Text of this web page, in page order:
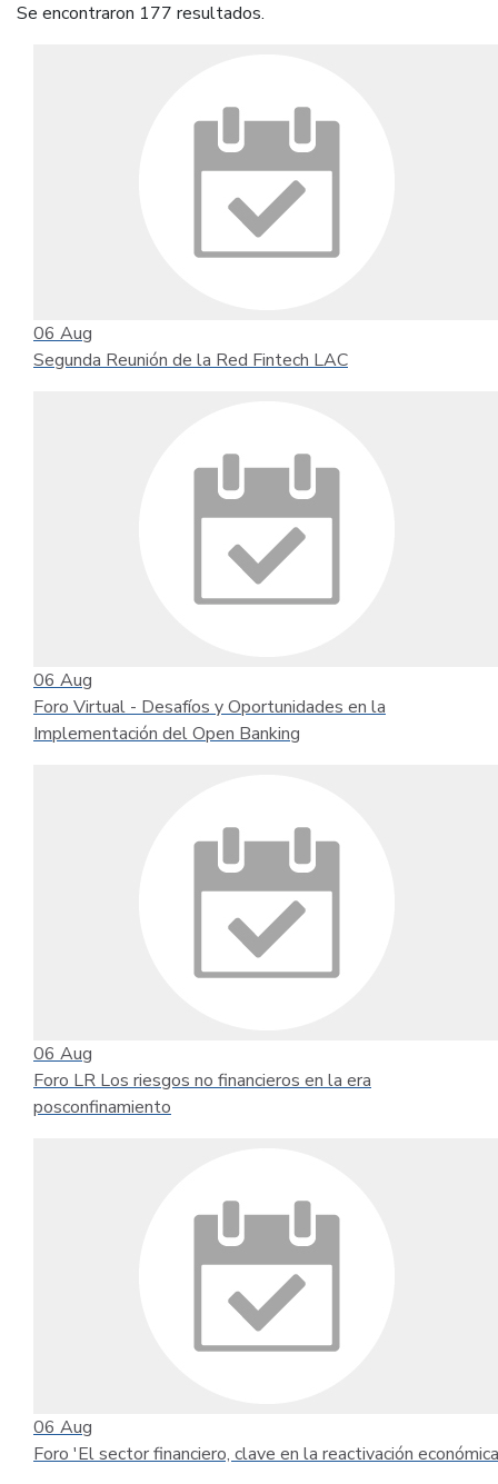
Se encontraron 177 resultados.
06 Aug
Segunda Reunión de la Red Fintech LAC
06 Aug
Foro Virtual - Desafíos y Oportunidades en la
Implementación del Open Banking
06 Aug
Foro LR Los riesgos no financieros en la era
posconfinamiento
06 Aug
Foro 'El sector financiero, clave en la reactivación